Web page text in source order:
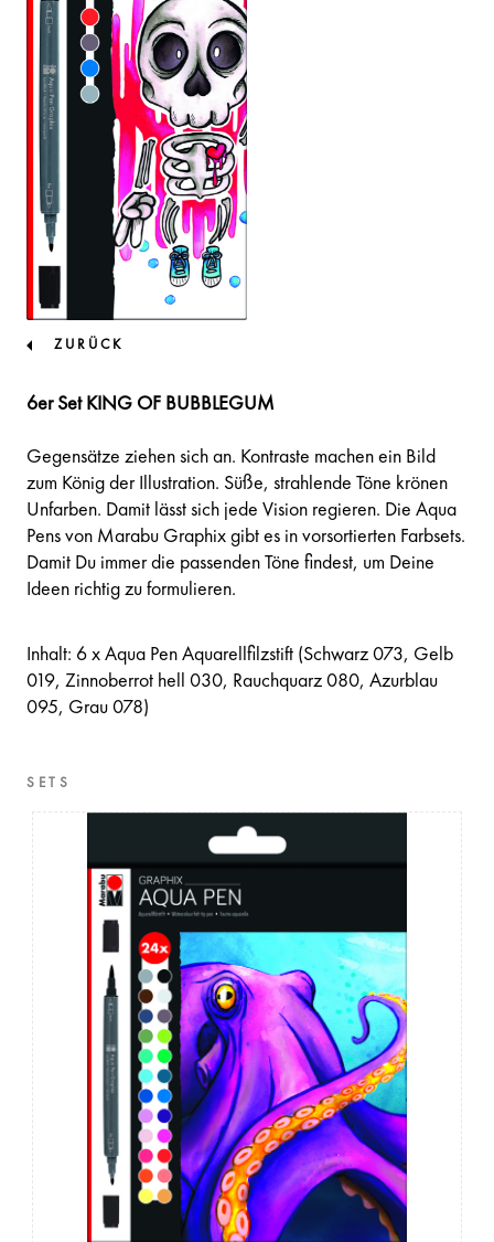
ZURÜCK
6er Set KING OF BUBBLEGUM
Gegensätze ziehen sich an. Kontraste machen ein Bild
zum König der Illustration. Süße, strahlende Töne krönen
Unfarben. Damit lässt sich jede Vision regieren. Die Aqua
Pens von Marabu Graphix gibt es in vorsortierten Farbsets.
Damit Du immer die passenden Töne findest, um Deine
Ideen richtig zu formulieren.
Inhalt: 6 x Aqua Pen Aquarellfilzstift (Schwarz 073, Gelb
019, Zinnoberrot hell 030, Rauchquarz 080, Azurblau
095, Grau 078)
SETS